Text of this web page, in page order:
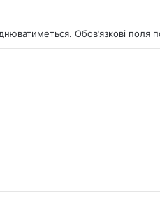
Обов’язкові поля